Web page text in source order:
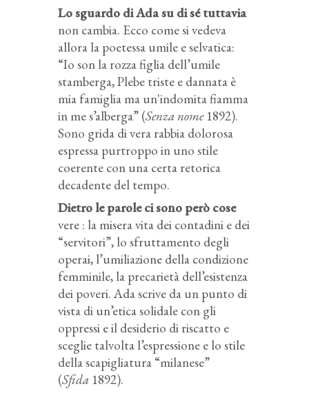
Lo sguardo di Ada su di sé tuttavia
non cambia. Ecco come si vedeva
allora la poetessa umile e selvatica:
“Io son la rozza figlia dell’umile
stamberga, Plebe triste e dannata è
mia famiglia ma un'indomita fiamma
in me s’alberga” (Senza nome1892).
Sono grida di vera rabbia dolorosa
espressa purtroppo in uno stile
coerente con una certa retorica
decadente del tempo.
Dietro le parole ci sono però cose
vere : la misera vita dei contadini e dei
“servitori”, lo sfruttamento degli
operai, l’umiliazione della condizione
femminile, la precarietà dell’esistenza
dei poveri. Ada scrive da un punto di
vista di un’etica solidale con gli
oppressi e il desiderio di riscatto e
sceglie talvolta l’espressione e lo stile
della scapigliatura “milanese”
(Sfida 1892).